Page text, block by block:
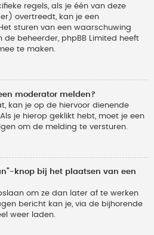
regels, als je één van deze
overtreedt, kan je een
sturen van een waarschuwing
de beheerder, phpBB Limited heeft
te maken.
moderator melden?
kan je op de hiervoor dienende
je hierop geklikt hebt, moet je een
om de melding te versturen.
knop bij het plaatsen van een
om ze dan later af te werken
bericht kan je, via de bijhorende
weer laden.